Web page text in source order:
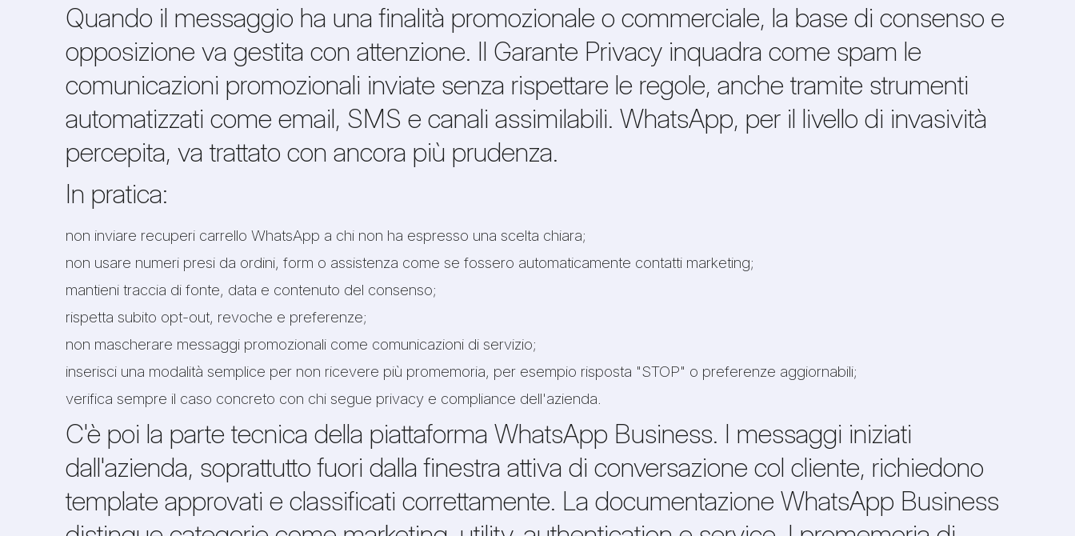
Quando il messaggio ha una finalità promozionale o commerciale, la base di consenso e
opposizione va gestita con attenzione. Il Garante Privacy inquadra come spam le
comunicazioni promozionali inviate senza rispettare le regole, anche tramite strumenti
automatizzati come email, SMS e canali assimilabili. WhatsApp, per il livello di invasività
percepita, va trattato con ancora più prudenza.
In pratica:
non inviare recuperi carrello WhatsApp a chi non ha espresso una scelta chiara;
non usare numeri presi da ordini, form o assistenza come se fossero automaticamente contatti marketing;
mantieni traccia di fonte, data e contenuto del consenso;
rispetta subito opt-out, revoche e preferenze;
non mascherare messaggi promozionali come comunicazioni di servizio;
inserisci una modalità semplice per non ricevere più promemoria, per esempio risposta "STOP" o preferenze aggiornabili;
verifica sempre il caso concreto con chi segue privacy e compliance dell'azienda.
C'è poi la parte tecnica della piattaforma WhatsApp Business. I messaggi iniziati
dall'azienda, soprattutto fuori dalla finestra attiva di conversazione col cliente, richiedono
template approvati e classificati correttamente. La documentazione WhatsApp Business